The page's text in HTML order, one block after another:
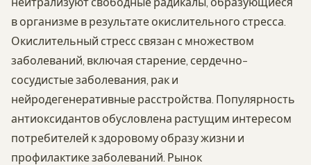
в организме в результате окислительного стресса.
Окислительный стресс связан с множеством
заболеваний, включая старение, сердечно-
сосудистые заболевания, рак и
нейродегенеративные расстройства. Популярность
антиоксидантов обусловлена растущим интересом
потребителей к здоровому образу жизни и
профилактике заболеваний. Рынок